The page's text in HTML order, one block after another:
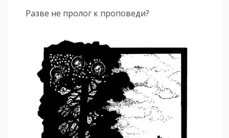
Разве не пролог к проповеди?